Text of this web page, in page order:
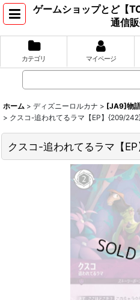
ゲームショップとど【
通信販
カテゴリ マイページ
ホーム > ディズニーロルカナ > [JA9]物
> クスコ-追われてるラマ【EP】{209/
クスコ-追われてるラマ【